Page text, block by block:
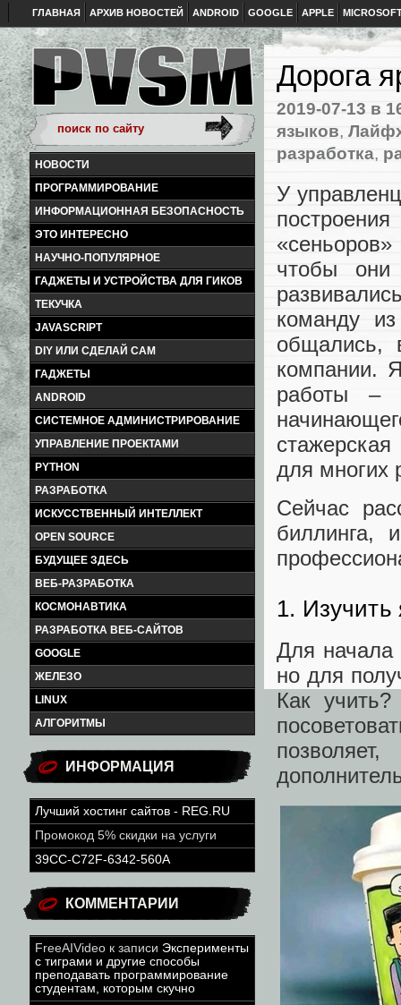
ГЛАВНАЯ АРХИВ НОВОСТЕЙ ANDROID GOOGLE APPLE
НОВОСТИ
ПРОГРАММИРОВАНИЕ
ИНФОРМАЦИОННАЯ БЕЗОПАСНОСТЬ
ЭТО ИНТЕРЕСНО
НАУЧНО-ПОПУЛЯРНОЕ
ГАДЖЕТЫ И УСТРОЙСТВА ДЛЯ ГИКОВ
ТЕКУЧКА
JAVASCRIPT
DIY ИЛИ СДЕЛАЙ САМ
ГАДЖЕТЫ
ANDROID
СИСТЕМНОЕ АДМИНИСТРИРОВАНИЕ
УПРАВЛЕНИЕ ПРОЕКТАМИ
PYTHON
РАЗРАБОТКА
ИСКУССТВЕННЫЙ ИНТЕЛЛЕКТ
OPEN SOURCE
БУДУЩЕЕ ЗДЕСЬ
ВЕБ-РАЗРАБОТКА
КОСМОНАВТИКА
РАЗРАБОТКА ВЕБ-САЙТОВ
GOOGLE
ЖЕЛЕЗО
LINUX
АЛГОРИТМЫ
ИНФОРМАЦИЯ
Лучший хостинг сайтов - REG.RU
Промокод 5% скидки на услуги
39CC-C72F-6342-560A
КОММЕНТАРИИ
FreeAIVideo к записи Эксперименты
с тиграми и другие способы
преподавать программирование
студентам, которым скучно
Дорога
2019-07-13 в
языков,
разработка,
У
чтобы они
команду
общались,
компании.
работы –
для многих
Сейчас
биллинга,
1.
Для начала
но для
Как